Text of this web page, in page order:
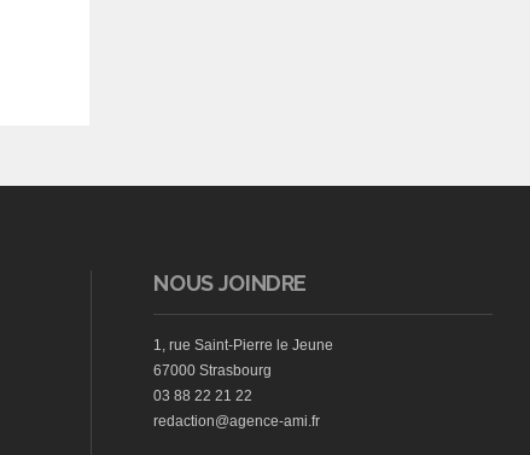
NOUS JOINDRE
1, rue Saint-Pierre le Jeune
67000 Strasbourg
03 88 22 21 22
redaction@agence-ami.fr